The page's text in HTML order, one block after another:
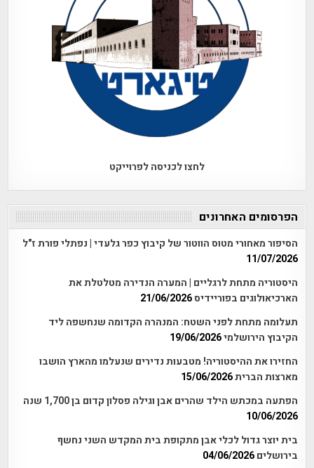
לחצו לכניסה לפרוייקט
הפרסומים האחרונים
הסיפור מאחורי מטוס הווטור של קיבוץ כפר גלעדי | נפתלי פורת ז"ל
11/07/2026
היסטוריה מתחת לרגליים | המערה הנדירה מטלטלת את
הארכיאולוגים בפוריידיס21/06/2026
תעלומה מתחת לפני השטח: המנהרה הקדומה שנחשפה ליד
הקיבוץ הירושלמי19/06/2026
החזירו את ההיסטוריה! מטבעות נדירים שנעלמו מהארץ הושבו
מארצות הברית15/06/2026
הפתעה במכתש הילד שהרים אבן וגילה פסלון קדום בן 1,700 שנה
10/06/2026
בית יוצר גדול לכלי אבן מתקופת בית המקדש השני נחשף
בירושלים 04/06/2026